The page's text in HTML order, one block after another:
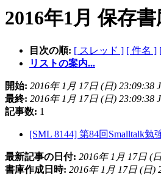
2016年1月 保存
目次の順: [ スレッド ] [ 件名 ]
リストの案内...
開始: 2016年 1月 17日 (日) 23:09:38
最終: 2016年 1月 17日 (日) 23:09:38
記事数: 1
[SML 8144] 第84回Smalltalk勉
最新記事の日付: 2016年 1月 17日 (
書庫作成日時: 2016年 1月 17日 (日)